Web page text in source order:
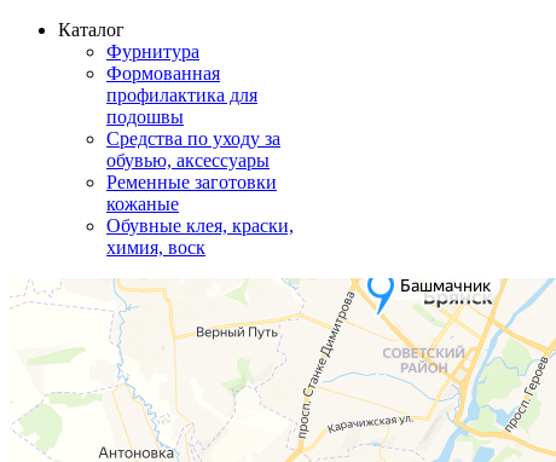
Каталог
Фурнитура
Формованная
профилактика для
подошвы
Средства по уходу за
обувью, аксессуары
Ременные заготовки
кожаные
Обувные клея, краски,
химия, воск